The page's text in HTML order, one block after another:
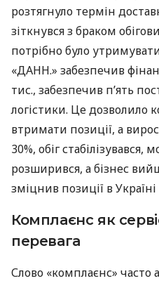
розтягнуло термін
зіткнувся з браком
потрібно було
«ДАНН.» забезпечив
тис., забезпечив п’ять
логістики. Це дозволило
втримати позиції, а
30%, обіг
розширився, а бізнес
зміцнив позиції в
Комплаєнс як
перевага
Слово «комплаєнс» часто